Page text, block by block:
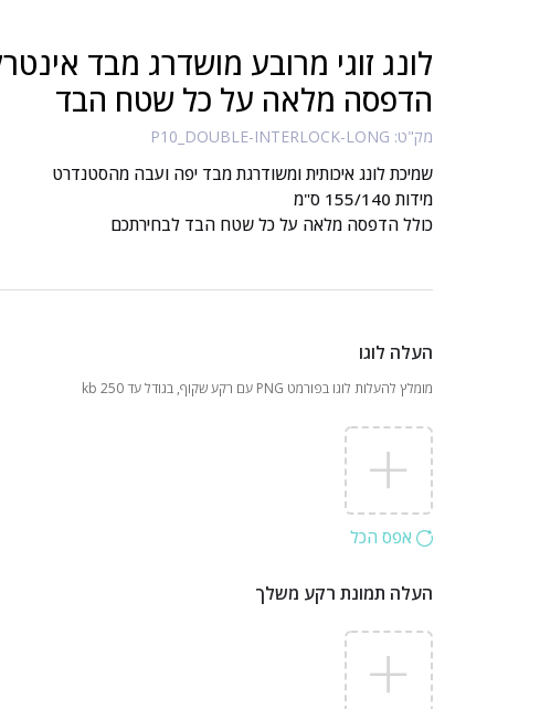
לונג זוגי מרובע מושדרג מבד
הדפסה מלאה על כל שטח הבד
מק"ט: P10_DOUBLE-INTERLOCK-LONG
שמיכת לונג איכותית ומשודרגת מבד יפה ועבה מהסטנדרט
מידות 155/140 ס"מ
כולל הדפסה מלאה על כל שטח הבד לבחירתכם
העלה לוגו
מומלץ להעלות לוגו בפורמט PNG עם רקע שקוף, בגודל עד 250 kb
אפס הכל
העלה תמונת רקע משלך